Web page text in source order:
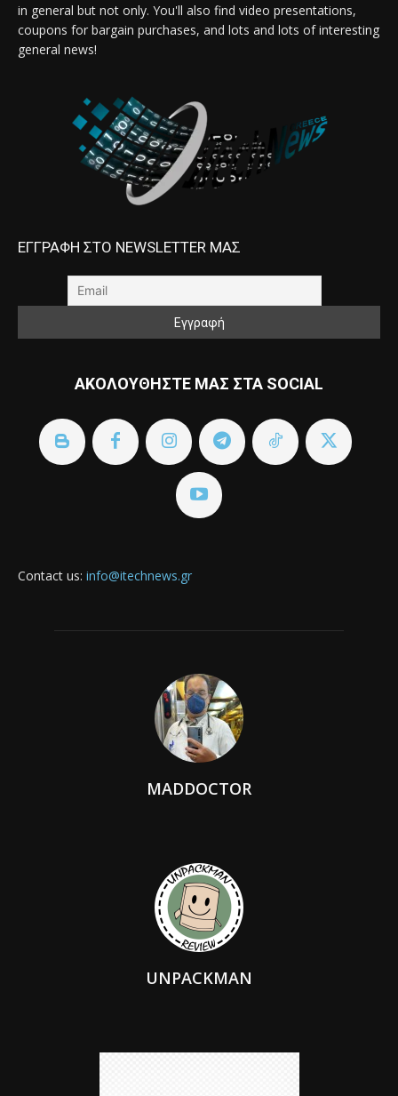
in general but not only. You'll also find video presentations,
coupons for bargain purchases, and lots and lots of interesting
general news!
ΕΓΓΡΑΦΗ ΣΤΟ NEWSLETTER ΜΑΣ
ΑΚΟΛΟΥΘΗΣΤΕ ΜΑΣ ΣΤΑ SOCIAL
Contact us: info@itechnews.gr
MADDOCTOR
UNPACKMAN